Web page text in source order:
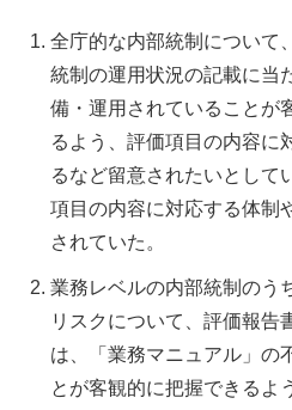
全庁的な内部統制について
統制の運用状況の記載に当
備・運用されていることが
るよう、評価項目の内容に
るなど留意されたいとして
項目の内容に対応する体制
されていた。
業務レベルの内部統制のう
リスクについて、評価報告
は、「業務マニュアル」の
とが客観的に把握できるよ